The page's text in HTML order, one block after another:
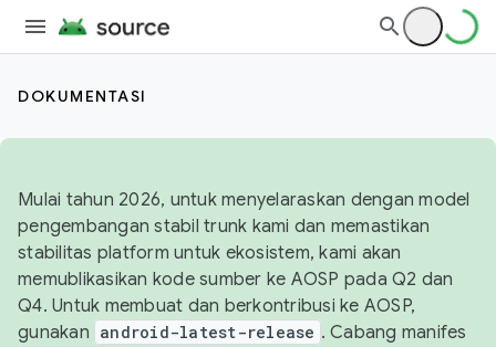
DOKUMENTASI
Mulai tahun 2026, untuk menyelaraskan dengan model
pengembangan stabil trunk kami dan memastikan
stabilitas platform untuk ekosistem, kami akan
memublikasikan kode sumber ke AOSP pada Q2 dan
Q4. Untuk membuat dan berkontribusi ke AOSP,
gunakan android-latest-release . Cabang manifes